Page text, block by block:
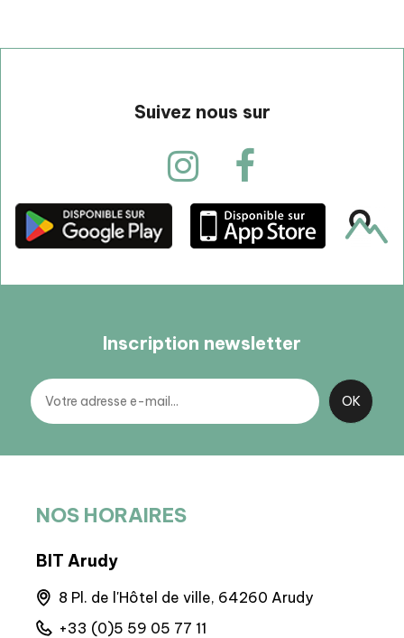
Suivez nous sur
Inscription newsletter
NOS HORAIRES
BIT Arudy
8 Pl. de l'Hôtel de ville, 64260 Arudy
+33 (0)5 59 05 77 11